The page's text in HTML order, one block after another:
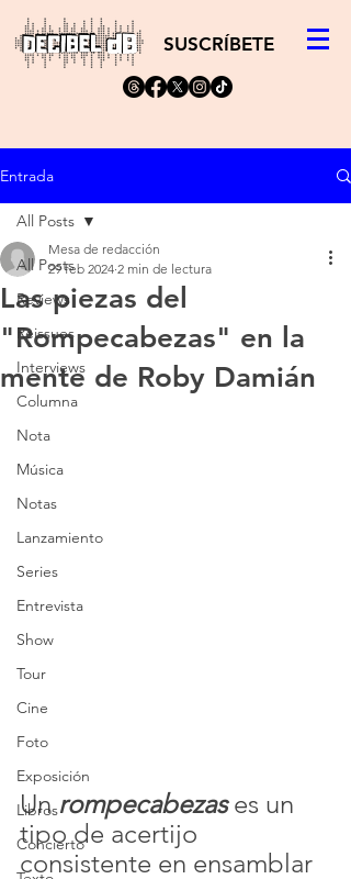
SUSCRÍBETE
Entrada
All Posts
Reviews
Reissues
Interviews
Columna
Nota
Música
Notas
Lanzamiento
Series
Entrevista
Show
Tour
Cine
Foto
Exposición
Libros
Concierto
All Posts
Las piezas del
"Rompecabezas" en la
mente de Roby Damián
Mesa de redacción
29 feb 2024 2 min de lectura
Un rompecabezas es un
tipo de acertijo
consistente en ensamblar